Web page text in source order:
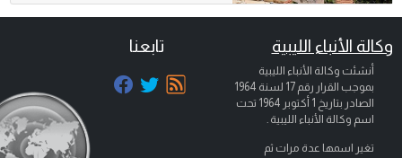
وكالة الأنباء الليبية
أنشئت وكالة الأنباء الليبية
بموجب القرار رقم 17 لسنة 1964
الصادر بتاريخ 1 أكتوبر 1964
تحت
اسم وكالة الأنباء الليبية .
تغير اسمها عدة مرات ثم
تابعنا